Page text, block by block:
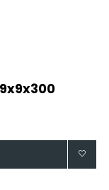
9x9x300